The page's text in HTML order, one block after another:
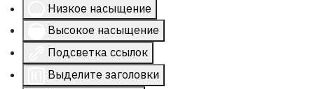
Низкое насыщение
Высокое насыщение
Подсветка ссылок
Выделите заголовки